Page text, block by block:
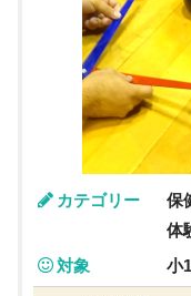
カテゴリー
保
体
対象
小